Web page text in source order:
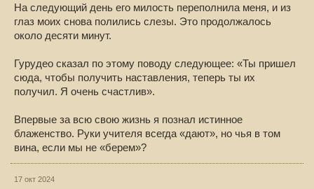
На следующий день его милость переполнила меня, и из
глаз моих снова полились слезы. Это продолжалось
около десяти минут.
Гурудео сказал по этому поводу следующее: «Ты пришел
сюда, чтобы получить наставления, теперь ты их
получил. Я очень счастлив».
Впервые за всю свою жизнь я познал истинное
блаженство. Руки учителя всегда «дают», но чья в том
вина, если мы не «берем»?
17 окт 2024